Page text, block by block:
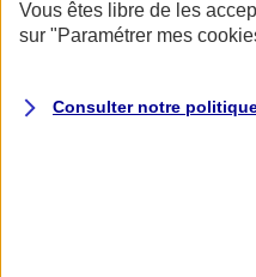
camionnette, les outils d’un
que votre véhicule est
Vous êtes libre de les
sur "Paramétrer mes
Consulter notre